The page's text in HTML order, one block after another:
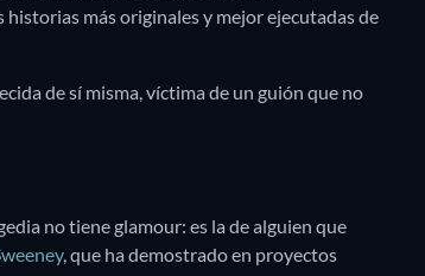
más originales y mejor ejecutadas de
de sí misma, víctima de un guión que no
no tiene glamour: es la de alguien que
, que ha demostrado en proyectos